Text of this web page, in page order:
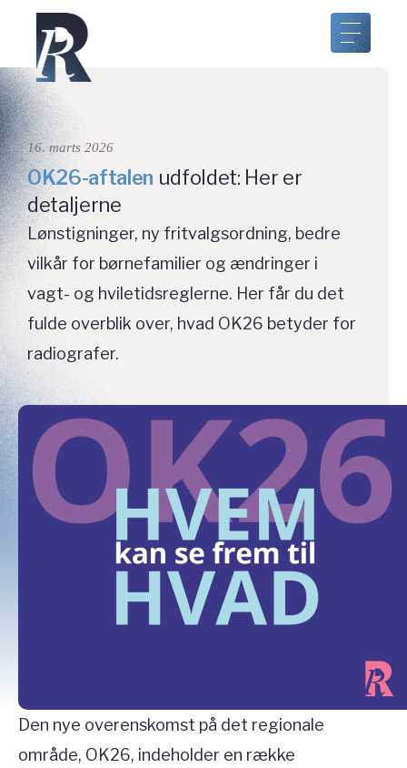
16. marts 2026
OK26-aftalen udfoldet: Her er
detaljerne
Lønstigninger, ny fritvalgsordning, bedre
vilkår for børnefamilier og ændringer i
vagt- og hviletidsreglerne. Her får du det
fulde overblik over, hvad OK26 betyder for
radiografer.
Den nye overenskomst på det regionale
område, OK26, indeholder en række